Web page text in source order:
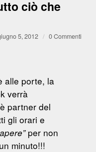
ciò che
5, 2012 / 0 Commenti
alle porte, la
verrà
partner del
gli orari e
per non
minuto!!!